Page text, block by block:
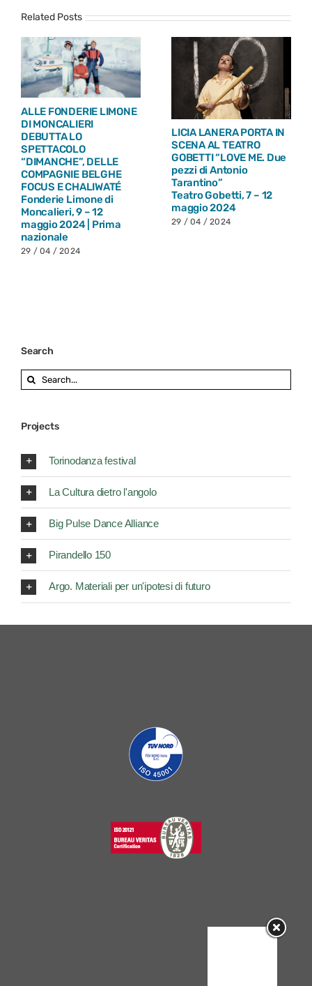
Related Posts
ALLE FONDERIE LIMONE
DI MONCALIERI
DEBUTTA LO
SPETTACOLO
“DIMANCHE”, DELLE
COMPAGNIE BELGHE
FOCUS E CHALIWATÉ
Fonderie Limone di
Moncalieri, 9 – 12
maggio 2024 | Prima
nazionale
29 / 04 / 2024
LICIA LANERA PORTA IN
SCENA AL TEATRO
GOBETTI “LOVE ME. Due
pezzi di Antonio
Tarantino”
Teatro Gobetti, 7 – 12
maggio 2024
29 / 04 / 2024
Search
Search
for:
Projects
Torinodanza festival
La Cultura dietro l'angolo
Big Pulse Dance Alliance
Pirandello 150
Argo. Materiali per un'ipotesi di futuro